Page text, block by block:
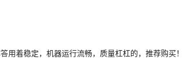
用着稳定，机器运行流畅，质量杠杠的，推荐购买